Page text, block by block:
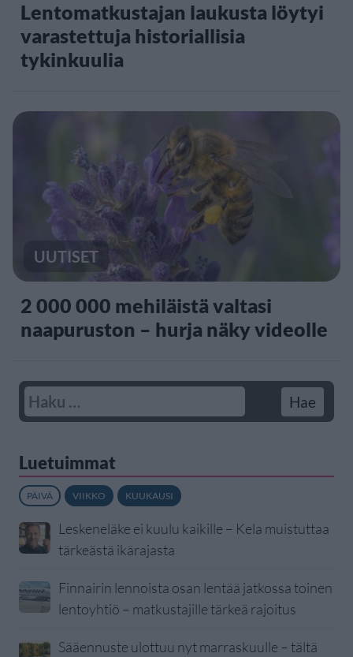
Lentomatkustajan laukusta löytyi
varastettuja historiallisia
tykinkuulia
UUTISET
2 000 000 mehiläistä valtasi
naapuruston – hurja näky videolle
Luetuimmat
PÄIVÄ VIIKKO KUUKAUSI
Leskeneläke ei kuulu kaikille – Kela muistuttaa
tärkeästä ikärajasta
Finnairin lennoista osan lentää jatkossa toinen
lentoyhtiö – matkustajille tärkeä rajoitus
Sääennuste ulottuu nyt marraskuulle – tältä